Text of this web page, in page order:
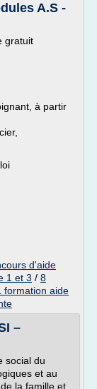
A.S -
gratuit
à partir
d'aide
1 et 3 / 8
formation aide
–
social du
et au
la famille et